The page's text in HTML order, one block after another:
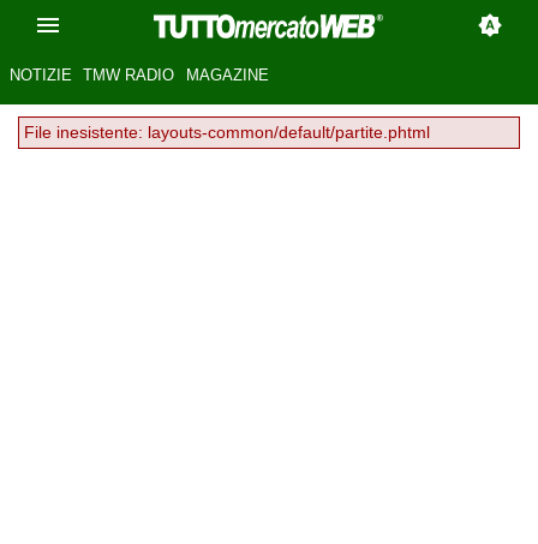
NOTIZIE TMW RADIO MAGAZINE
File inesistente: layouts-common/default/partite.phtml